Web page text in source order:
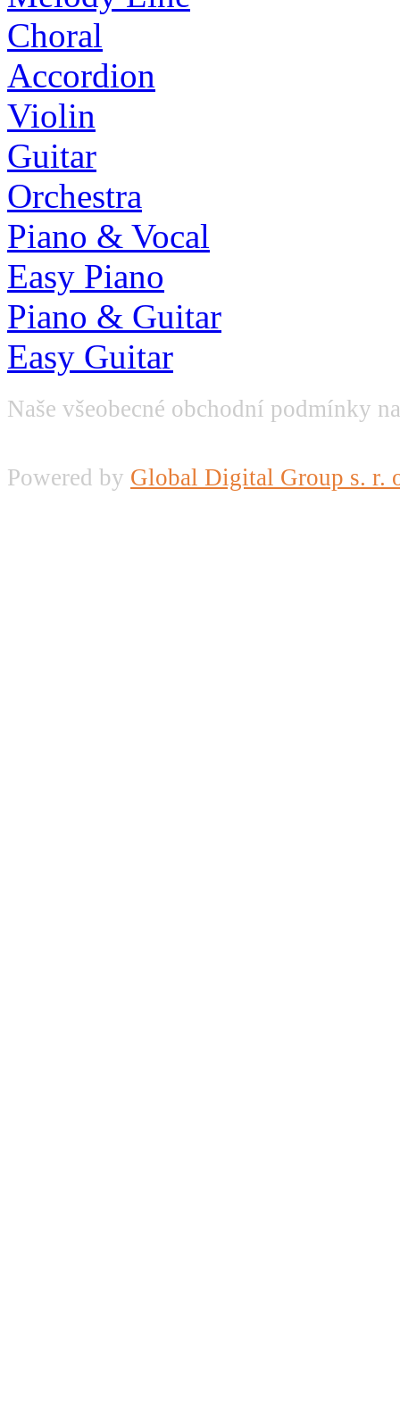
Choral
Accordion
Violin
Guitar
Orchestra
Piano & Vocal
Easy Piano
Piano & Guitar
Easy Guitar
Naše všeobecné obchodní podmínky
Powered by Global Digital Group s. r.